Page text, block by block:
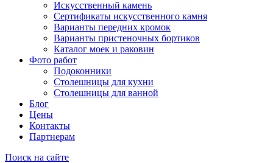
Искусственный камень
Сертификаты искусственного камня
Варианты передних кромок
Варианты пристеночных бортиков
Каталог моек и раковин
Фото работ
Подоконники
Столешницы для кухни
Столешницы для ванной
Блог
Цены
Контакты
Партнерам
Поиск на сайте